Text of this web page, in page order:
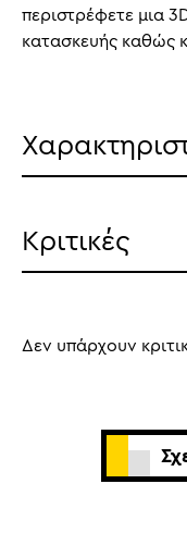
περιστρέφετε μια
κατασκευής καθώς
Κριτικές
Δεν υπάρχουν